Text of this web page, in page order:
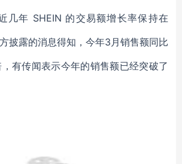
几年 SHEIN 的交易额增长率保持在
披露的消息得知，今年3月销售额同比
有传闻表示今年的销售额已经突破了